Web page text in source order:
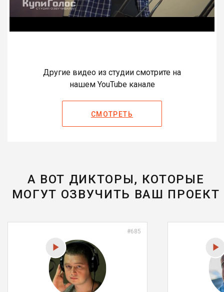
Другие видео из студии смотрите на
нашем YouTube канале
СМОТРЕТЬ
А ВОТ ДИКТОРЫ, КОТОРЫЕ
МОГУТ ОЗВУЧИТЬ ВАШ ПРОЕКТ
#685